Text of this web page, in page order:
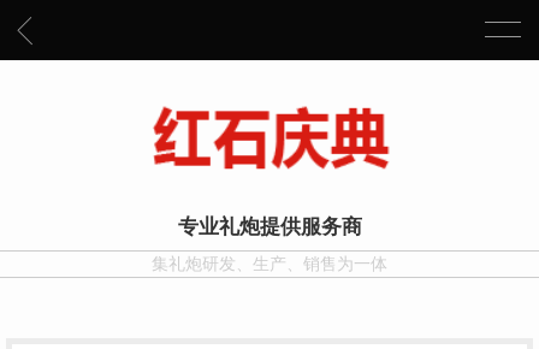
专业礼炮提供服务商
集礼炮研发、生产、销售为一体